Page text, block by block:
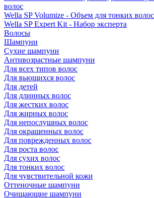
волос
Wella SP Volumize - Объем для тонких волос
Wella SP Expert Kit - Набор эксперта
Волосы
Шампуни
Сухие шампуни
Антивозрастные шампуни
Для всех типов волос
Для вьющихся волос
Для детей
Для длинных волос
Для жестких волос
Для жирных волос
Для непослушных волос
Для окрашенных волос
Для поврежденных волос
Для роста волос
Для сухих волос
Для тонких волос
Для чувствительной кожи
Оттеночные шампуни
Очищающие шампуни